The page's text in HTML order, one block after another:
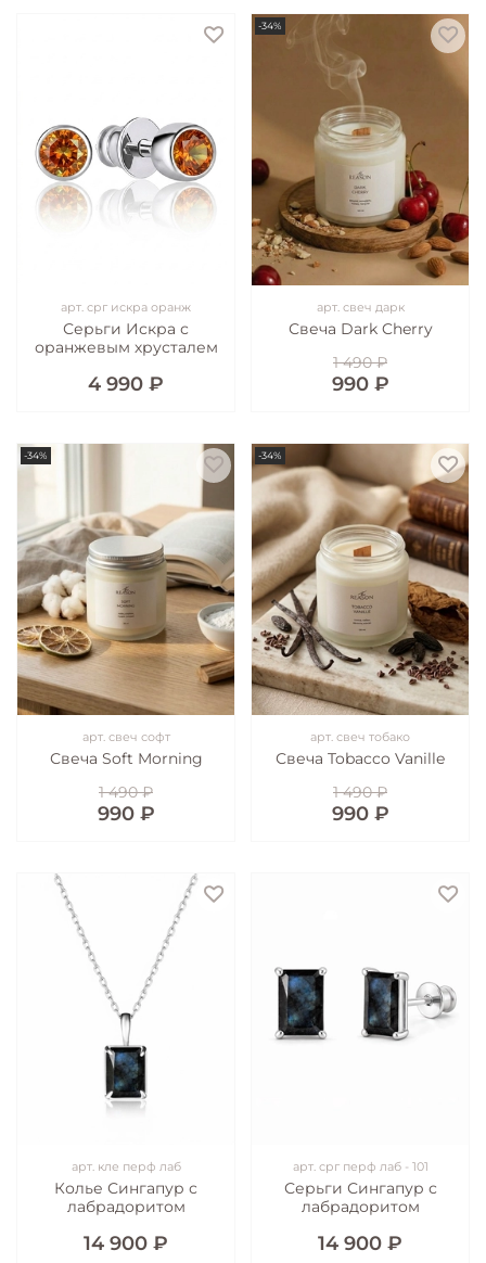
арт. срг искра оранж
Серьги Искра с
оранжевым хрусталем
4 990 ₽
-34%
арт. свеч дарк
Свеча Dark Cherry
1 490 ₽
990 ₽
-34%
арт. свеч софт
Свеча Soft Morning
1 490 ₽
990 ₽
-34%
арт. свеч тобако
Свеча Tobacco Vanille
1 490 ₽
990 ₽
арт. кле перф лаб
Колье Сингапур с
лабрадоритом
14 900 ₽
арт. срг перф лаб - 101
Серьги Сингапур с
лабрадоритом
14 900 ₽